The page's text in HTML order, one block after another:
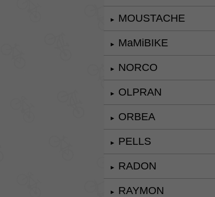
► MOUSTACHE
► MaMiBIKE
► NORCO
► OLPRAN
► ORBEA
► PELLS
► RADON
► RAYMON